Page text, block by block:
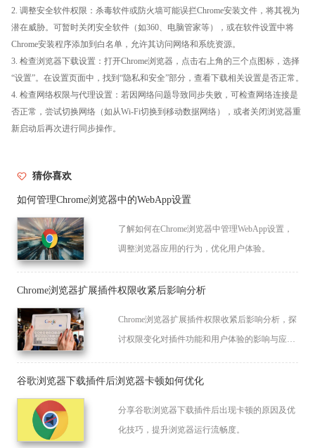
2. 调整安全软件权限：杀毒软件或防火墙可能误拦Chrome安装文件，将其视为
潜在威胁。可暂时关闭安全软件（如360、电脑管家等），或在软件设置中将
Chrome安装程序添加到白名单，允许其访问网络和系统资源。
3. 检查浏览器下载设置：打开Chrome浏览器，点击右上角的三个点图标，选择
“设置”。在设置页面中，找到“隐私和安全”部分，查看下载相关设置是否正常。
4. 检查网络权限与代理设置：若因网络问题导致同步失败，可检查网络连接是
否正常，尝试切换网络（如从Wi-Fi切换到移动数据网络），或者关闭浏览器重
新启动后再次进行同步操作。
猜你喜欢
如何管理Chrome浏览器中的WebApp设置
了解如何在Chrome浏览器中管理WebApp设置，
调整浏览器应用的行为，优化用户体验。
Chrome浏览器扩展插件权限收紧后影响分析
Chrome浏览器扩展插件权限收紧后影响分析，探
讨权限变化对插件功能和用户体验的影响与应对
谷歌浏览器下载插件后浏览器卡顿如何优化
分享谷歌浏览器下载插件后出现卡顿的原因及优
化技巧，提升浏览器运行流畅度。